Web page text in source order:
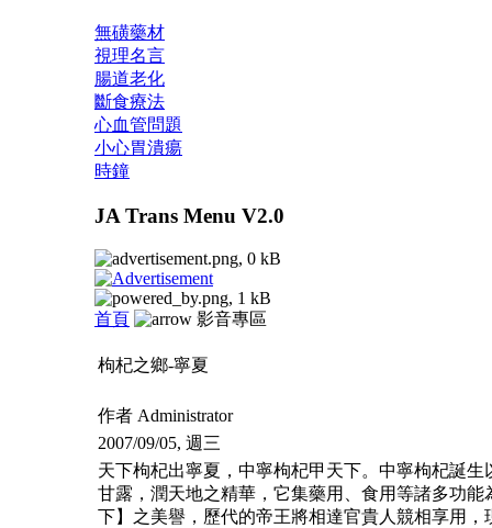
無磺藥材
視理名言
腸道老化
斷食療法
心血管問題
小心胃潰瘍
時鐘
JA Trans Menu V2.0
首頁 影音專區
枸杞之鄉-寧夏
作者 Administrator
2007/09/05, 週三
天下枸杞出寧夏，中寧枸杞甲天下。中寧枸杞誕
甘露，潤天地之精華，它集藥用、食用等諸多功
下】之美譽，歷代的帝王將相達官貴人競相享用